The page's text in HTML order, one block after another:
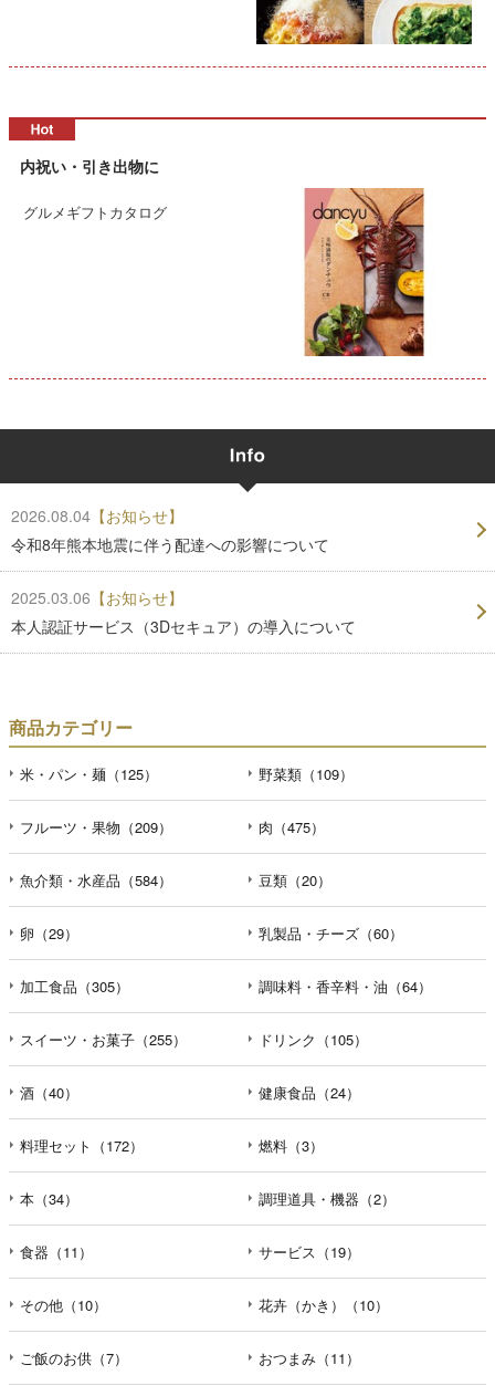
内祝い・引き出物に
グルメギフトカタログ
2026.08.04 【お知らせ】
令和8年熊本地震に伴う配達への影響について
2025.03.06 【お知らせ】
本人認証サービス（3Dセキュア）の導入について
商品カテゴリー
米・パン・麺（125） 野菜類（109）
フルーツ・果物（209） 肉（475）
魚介類・水産品（584） 豆類（20）
卵（29） 乳製品・チーズ（60）
加工食品（305） 調味料・香辛料・油（64）
スイーツ・お菓子（255） ドリンク（105）
酒（40） 健康食品（24）
料理セット（172） 燃料（3）
本（34） 調理道具・機器（2）
食器（11） サービス（19）
その他（10） 花卉（かき）（10）
ご飯のお供（7） おつまみ（11）